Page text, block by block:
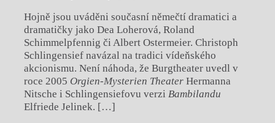
Hojně jsou uváděni současní němečtí dramatici a
dramatičky jako Dea Loherová, Roland
Schimmelpfennig či Albert Ostermeier. Christoph
Schlingensief navázal na tradici vídeňského
akcionismu. Není náhoda, že Burgtheater uvedl v
roce 2005 Orgien-Mysterien Theater Hermanna
Nitsche i Schlingensiefovu verzi Bambilandu
Elfriede Jelinek. […]